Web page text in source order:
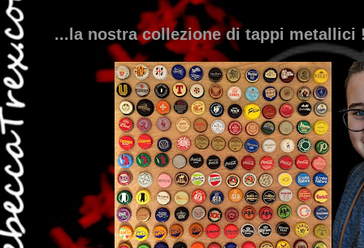
...la nostra collezione di tappi metallici